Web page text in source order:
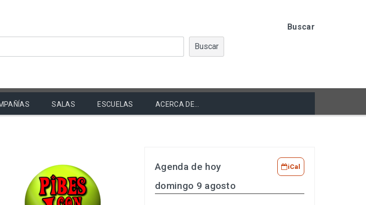
Buscar
Buscar
SALAS ESCUELAS ACERCA DE…
Agenda de hoy iCal
domingo 9 agosto